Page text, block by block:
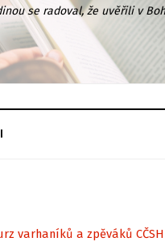
se radoval, že uvěřili v
varhaníků a zpěváků CČSH